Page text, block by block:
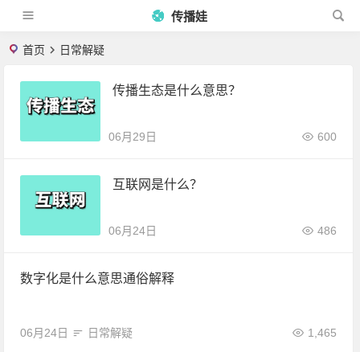
传播娃
首页 日常解疑
传播生态是什么意思？
06月29日 600
互联网是什么？
06月24日 486
数字化是什么意思通俗解释
06月24日 日常解疑 1,465